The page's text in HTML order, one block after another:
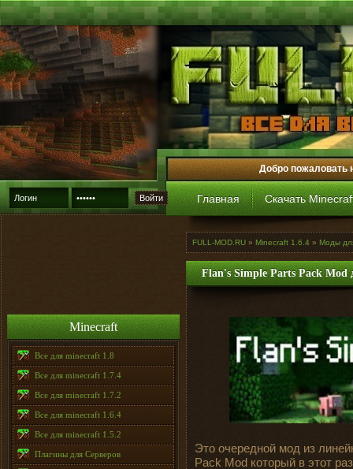
Войти
Добро пожаловать
Главная Скачать
Minecraft
Все для minecraft 1.8
Все для minecraft 1.7.4
Все для minecraft 1.7.2
Все для minecraft 1.6.4
Все для minecraft 1.5.2
Плагины для Серверов
FULL-MOD.RU » Minecraft 1.6.4 » Моды
Flan's Simple Parts Pack Mod
Это очередной мод из
Pack Mod который в этот